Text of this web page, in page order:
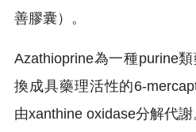
善膠囊）。
Azathioprine為一種purine
換成具藥理活性的6-
由xanthine oxidase分解代謝